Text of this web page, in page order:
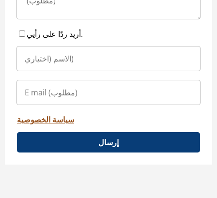
أريد ردًا على رأيي.
سياسة الخصوصية
إرسال